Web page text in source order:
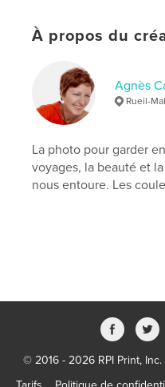
Catégorie principale:
Versionebook au
Date de publication:
Dernière modification
LangueFrench
Mots-clés
À propos du
Agnès
Rueil-
La photo pour garder
voyages, la beauté et
nous entoure. Les
© 2016 - 2026 RPI Print, Inc.